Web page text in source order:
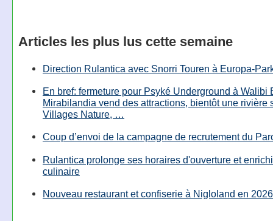
Articles les plus lus cette semaine
Direction Rulantica avec Snorri Touren à Europa-
En bref: fermeture pour Psyké Underground à Walibi
Mirabilandia vend des attractions, bientôt une rivière
Villages Nature, …
Coup d’envoi de la campagne de recrutement du
Rulantica prolonge ses horaires d'ouverture et
culinaire
Nouveau restaurant et confiserie à Nigloland en 2026